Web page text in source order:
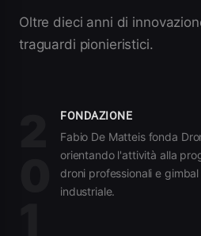
Oltre dieci anni di
traguardi pionieristici.
FONDAZIONE
Fabio De Matteis fonda
orientando l'attività alla
droni professionali e
industriale.